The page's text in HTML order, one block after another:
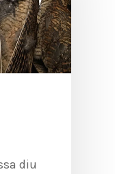
diu